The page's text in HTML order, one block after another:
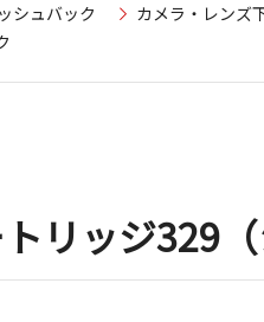
シュバック
カメラ・レンズ
リッジ329（